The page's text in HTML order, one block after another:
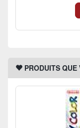
PRODUITS